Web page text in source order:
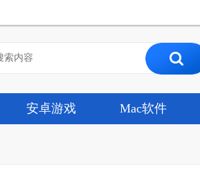
安卓游戏 Mac软件